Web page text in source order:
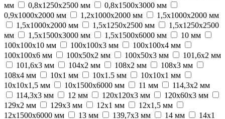
мм
0,8х1250х2500 мм
0,8х1500х3000 мм
0,9х1000х2000 мм
1,2х1000х2000 мм
1,5х1000х2000 мм
1,5х1000х2000 мм
1,5х1250х2500 мм
1,5х1250х2500
мм
1,5х1500х3000 мм 1,5х1500х6000 мм
10 мм
100х100х10 мм
100х100х3 мм
100х100х4 мм
100х100х6 мм
100х50х2 мм 100х50х3 мм
101,6х2 мм
101,6х3 мм
104х2 мм 108х2 мм
108х3 мм
108х4 мм
10x1 мм 10x1.5 мм
10х10х1 мм
10х10х1,5 мм
10х1500х6000 мм 11 мм
114,3х2 мм
114,3х3 мм
12 мм 120х120х3 мм
120х60х3 мм
129х2 мм
129х3 мм 12x1 мм
12х1,5 мм
12х1500х6000 мм
13 мм 139,7х3 мм 14 мм
14х1